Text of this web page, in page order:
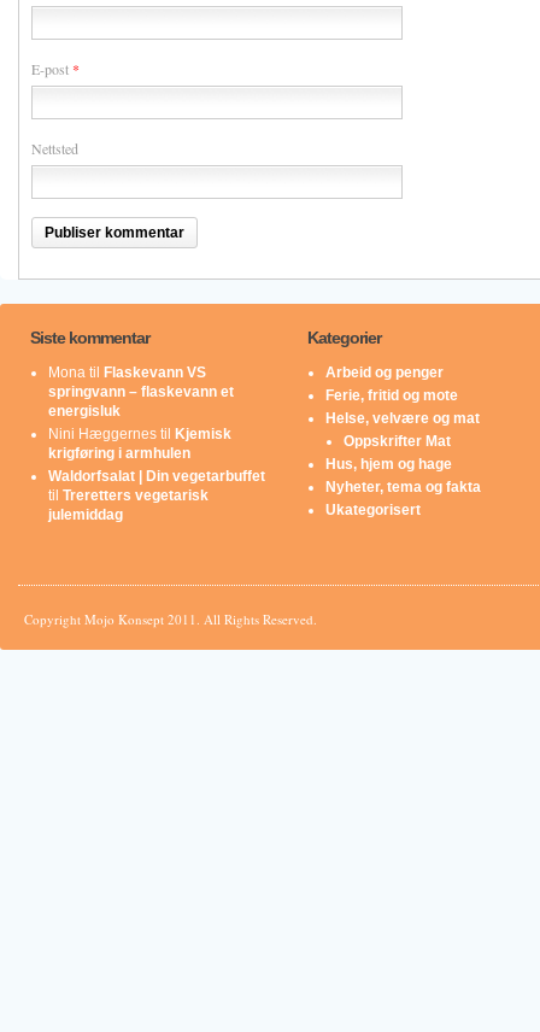
E-post *
Nettsted
Siste kommentar
Mona til Flaskevann VS
springvann – flaskevann et
energisluk
Nini Hæggernes til Kjemisk
krigføring i armhulen
Waldorfsalat | Din vegetarbuffet
til Treretters vegetarisk
julemiddag
Kategorier
Arbeid og penger
Ferie, fritid og mote
Helse, velvære og mat
Oppskrifter Mat
Hus, hjem og hage
Nyheter, tema og fakta
Ukategorisert
Copyright Mojo Konsept 2011. All Rights Reserved.